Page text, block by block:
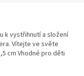
k vystřihnutí a složení
Vítejte ve světe
cm Vhodné pro děti